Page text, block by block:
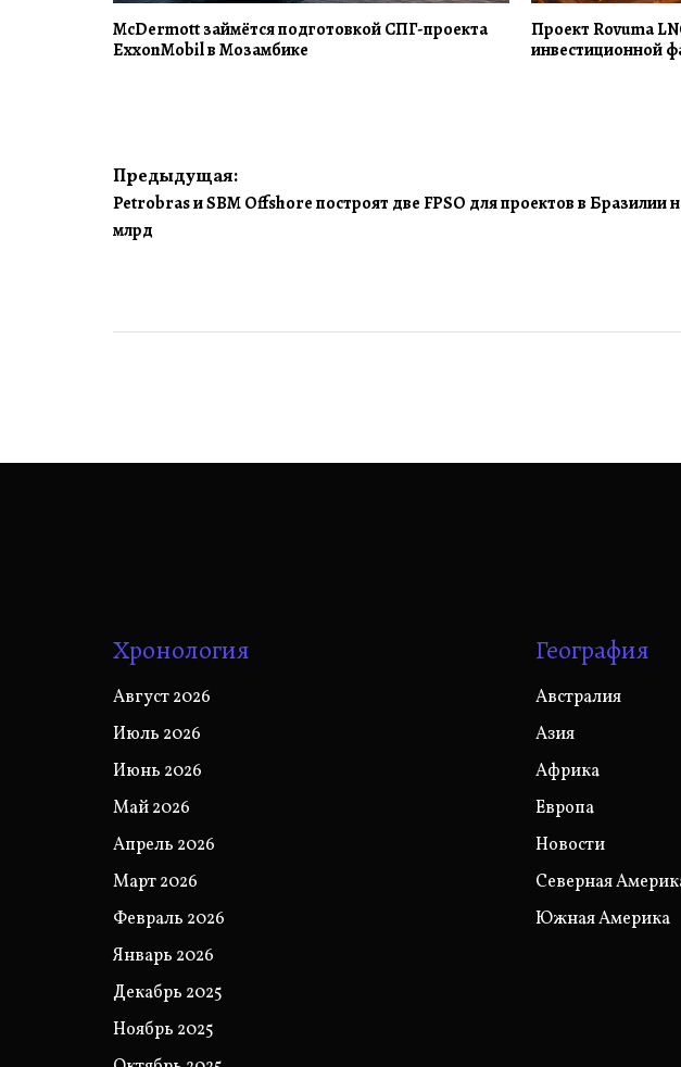
McDermott займётся подготовкой СПГ-проекта
ExxonMobil в Мозамбике
Проект Rovuma
инвестиционной
Навигация
по
Предыдущая:
Petrobras и SBM Offshore построят две FPSO для проектов в Бразилии
млрд
Хронология
Август 2026
Июль 2026
Июнь 2026
Май 2026
Апрель 2026
Март 2026
Февраль 2026
Январь 2026
Декабрь 2025
Ноябрь 2025
География
Австралия
Азия
Африка
Европа
Новости
Северная
Южная Америка